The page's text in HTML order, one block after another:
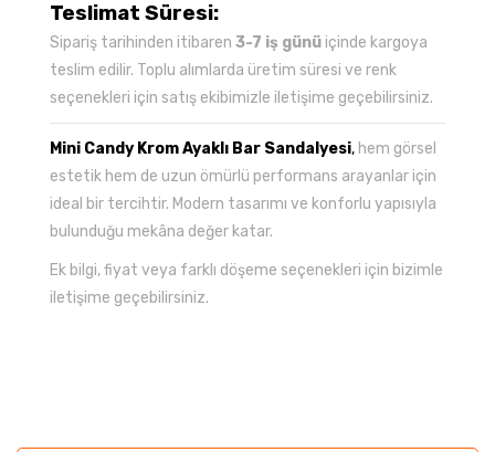
Teslimat Süresi:
Sipariş tarihinden itibaren 3-7 iş günü içinde kargoya
teslim edilir. Toplu alımlarda üretim süresi ve renk
seçenekleri için satış ekibimizle iletişime geçebilirsiniz.
Mini Candy Krom Ayaklı Bar Sandalyesi, hem görsel
estetik hem de uzun ömürlü performans arayanlar için
ideal bir tercihtir. Modern tasarımı ve konforlu yapısıyla
bulunduğu mekâna değer katar.
Ek bilgi, fiyat veya farklı döşeme seçenekleri için bizimle
iletişime geçebilirsiniz.